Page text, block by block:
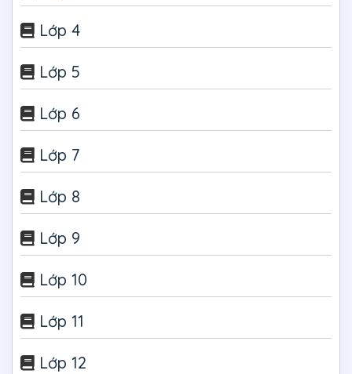
Lớp 4
Lớp 5
Lớp 6
Lớp 7
Lớp 8
Lớp 9
Lớp 10
Lớp 11
Lớp 12